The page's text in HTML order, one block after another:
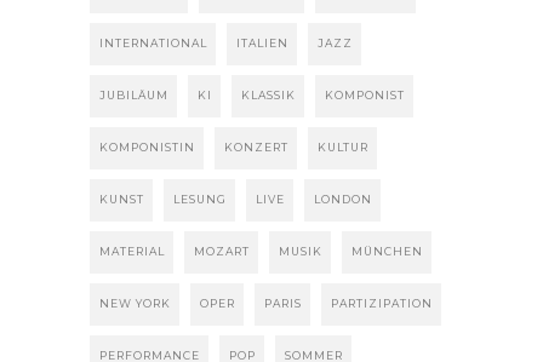
INTERNATIONAL ITALIEN JAZZ
JUBILÄUM KI KLASSIK KOMPONIST
KOMPONISTIN KONZERT KULTUR
KUNST LESUNG LIVE LONDON
MATERIAL MOZART MUSIK MÜNCHEN
NEW YORK OPER PARIS PARTIZIPATION
PERFORMANCE POP SOMMER